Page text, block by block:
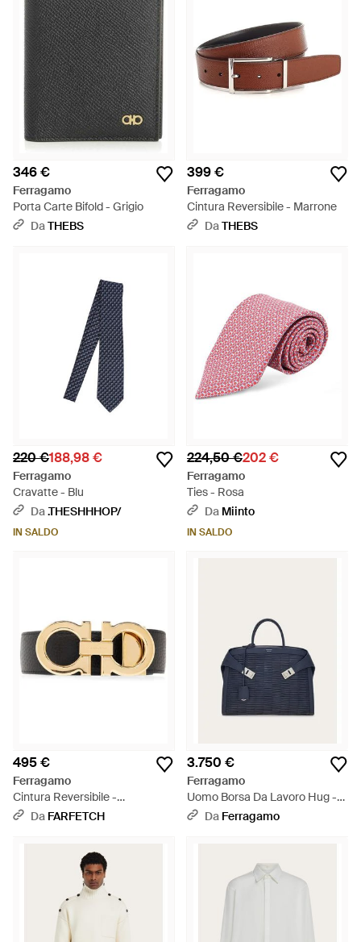
346 €
Ferragamo
Porta Carte Bifold - Grigio
DaTHEBS
399 €
Ferragamo
Cintura Reversibile - Marrone
DaTHEBS
220 €188,98 €
Ferragamo
Cravatte - Blu
Da.THESHHHOP/
IN SALDO
224,50 €202 €
Ferragamo
Ties - Rosa
Da Miinto
IN SALDO
495 €
Ferragamo
Cintura Reversibile -
Metallizzato
Da FARFETCH
3.750 €
Ferragamo
Uomo Borsa Da Lavoro Hug -
Blu Da Ferragamo